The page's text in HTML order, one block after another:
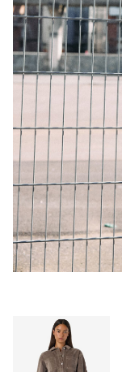
España
/
español